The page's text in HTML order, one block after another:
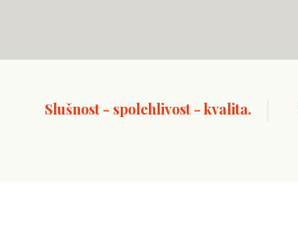
Slušnost - spolehlivost - kvalita.